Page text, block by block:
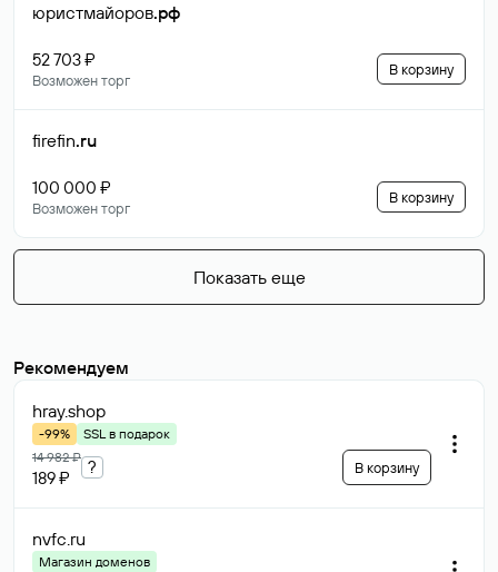
юристмайоров.рф
52 703 ₽
Возможен торг
В корзину
firefin.ru
100 000 ₽
Возможен торг
В корзину
Показать еще
Рекомендуем
hray.shop
-99%
SSL в подарок
14 982 ₽
189 ₽
? В корзину
nvfc.ru
Магазин доменов